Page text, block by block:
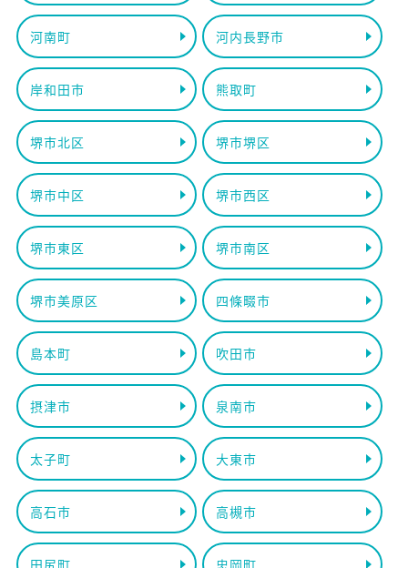
河南町 河内長野市
岸和田市 熊取町
堺市北区 堺市堺区
堺市中区 堺市西区
堺市東区 堺市南区
堺市美原区 四條畷市
島本町 吹田市
摂津市 泉南市
太子町 大東市
高石市 高槻市